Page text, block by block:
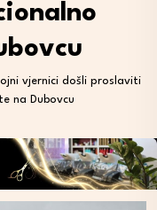
vjernici došli proslaviti
na Dubovcu